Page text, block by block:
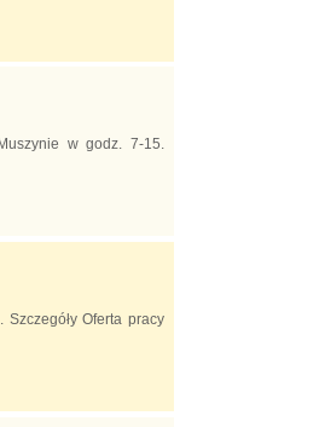
w godz. 7-15.
Oferta pracy